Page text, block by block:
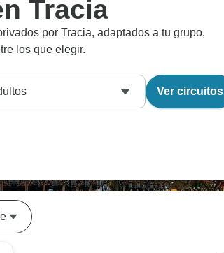
Tracia
por Tracia, adaptados a tu grupo,
los que elegir.
Ver circuitos